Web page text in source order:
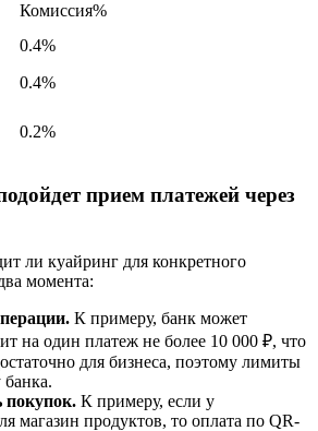
Комиссия%
0.4%
0.4%
0.2%
прием платежей через
ли куайринг для конкретного
момента:
К примеру, банк может
на один платеж не более 10 000 ₽, что
для бизнеса, поэтому лимиты
банка.
покупок. К примеру, если у
магазин продуктов, то оплата по QR-